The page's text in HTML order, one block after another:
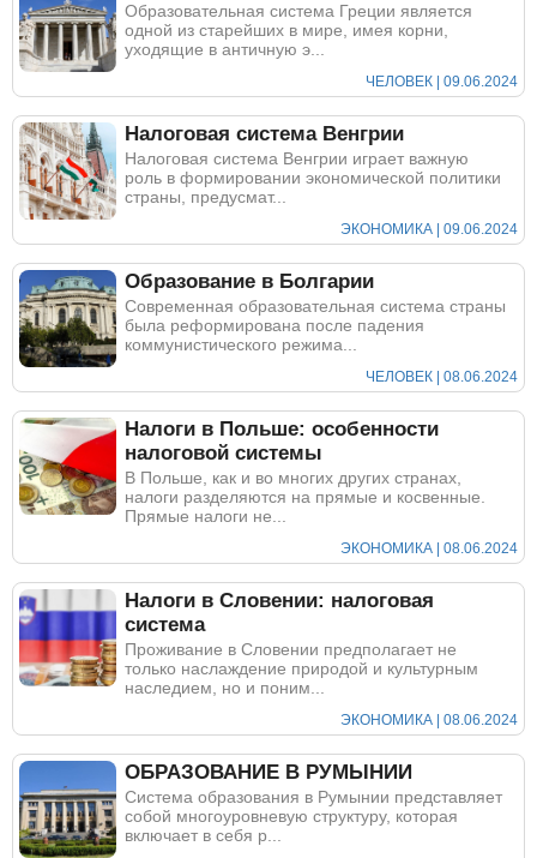
Образовательная система Греции является
одной из старейших в мире, имея корни,
уходящие в античную э...
ЧЕЛОВЕК | 09.06.2024
Налоговая система Венгрии
Налоговая система Венгрии играет важную
роль в формировании экономической политики
страны, предусмат...
ЭКОНОМИКА | 09.06.2024
Образование в Болгарии
Современная образовательная система страны
была реформирована после падения
коммунистического режима...
ЧЕЛОВЕК | 08.06.2024
Налоги в Польше: особенности
налоговой системы
В Польше, как и во многих других странах,
налоги разделяются на прямые и косвенные.
Прямые налоги не...
ЭКОНОМИКА | 08.06.2024
Налоги в Словении: налоговая
система
Проживание в Словении предполагает не
только наслаждение природой и культурным
наследием, но и поним...
ЭКОНОМИКА | 08.06.2024
ОБРАЗОВАНИЕ В РУМЫНИИ
Система образования в Румынии представляет
собой многоуровневую структуру, которая
включает в себя р...